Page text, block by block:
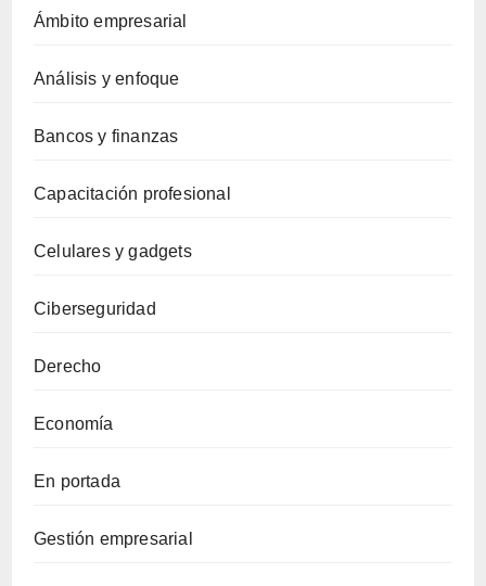
Ámbito empresarial
Análisis y enfoque
Bancos y finanzas
Capacitación profesional
Celulares y gadgets
Ciberseguridad
Derecho
Economía
En portada
Gestión empresarial